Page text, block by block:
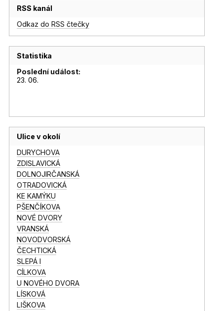
RSS kanál
Odkaz do RSS čtečky
Statistika
Poslední událost:
23. 06.
Ulice v okolí
DURYCHOVA
ZDISLAVICKÁ
DOLNOJIRČANSKÁ
OTRADOVICKÁ
KE KAMÝKU
PŠENČÍKOVA
NOVÉ DVORY
VRANSKÁ
NOVODVORSKÁ
ČECHTICKÁ
SLEPÁ I
CÍLKOVA
U NOVÉHO DVORA
LÍSKOVÁ
LIŠKOVA